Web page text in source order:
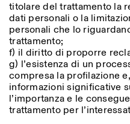
titolare del trattamento la
dati personali o la
personali che lo
trattamento;
f) il diritto di proporre
g) l’esistenza di un
compresa la profilazione
informazioni significative
l’importanza e le
trattamento per